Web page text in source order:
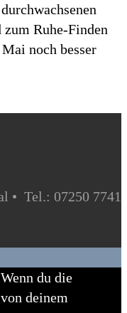
Ruhe-Finden
noch besser
• Tel.: 07250 7741
du die
deinem